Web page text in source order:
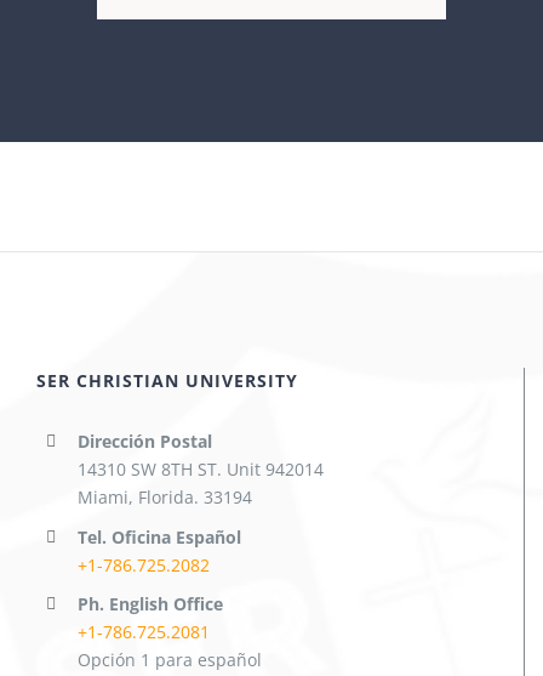
SER CHRISTIAN UNIVERSITY
Dirección Postal
14310 SW 8TH ST. Unit 942014
Miami, Florida. 33194
Tel. Oficina Español
+1-786.725.2082
Ph. English Office
+1-786.725.2081
Opción 1 para español